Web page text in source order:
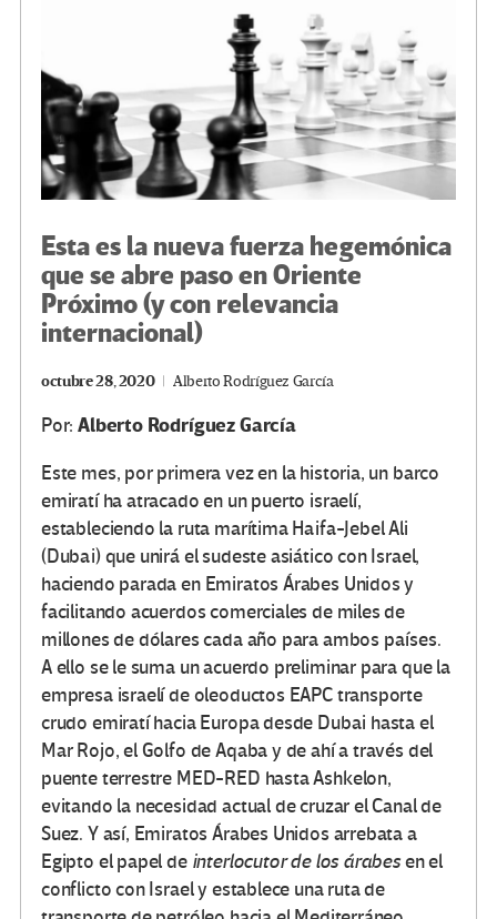
Esta es la nueva fuerza hegemónica
que se abre paso en Oriente
Próximo (y con relevancia
internacional)
octubre 28, 2020 Alberto Rodríguez García
Por:Alberto Rodríguez García
Este mes, por primera vez en la historia, un barco
emiratí ha atracado en un puerto israelí,
estableciendo la ruta marítima Haifa-Jebel Ali
(Dubai) que unirá el sudeste asiático con Israel,
haciendo parada en Emiratos Árabes Unidos y
facilitando acuerdos comerciales de miles de
millones de dólares cada año para ambos países.
A ello se le suma un acuerdo preliminar para que la
empresa israelí de oleoductos EAPC transporte
crudo emiratí hacia Europa desde Dubai hasta el
Mar Rojo, el Golfo de Aqaba y de ahí a través del
puente terrestre MED-RED hasta Ashkelon,
evitando la necesidad actual de cruzar el Canal de
Suez. Y así, Emiratos Árabes Unidos arrebata a
Egipto el papel deinterlocutor de los árabesen el
conflicto con Israel y establece una ruta de